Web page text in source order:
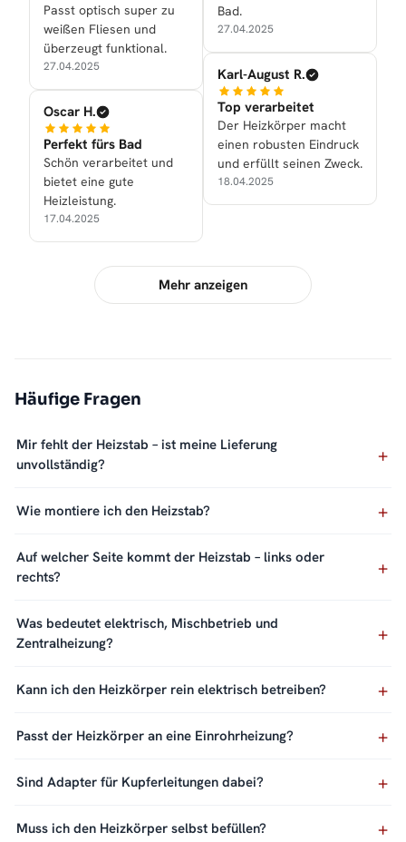
Passt optisch super zu
weißen Fliesen und
überzeugt funktional.
27.04.2025
Oscar H.
Perfekt fürs Bad
Schön verarbeitet und
bietet eine gute
Heizleistung.
17.04.2025
Bad.
27.04.2025
Karl-August R.
Top verarbeitet
Der Heizkörper macht
einen robusten Eindruck
und erfüllt seinen Zweck.
18.04.2025
Mehr anzeigen
Häufige Fragen
Mir fehlt der Heizstab – ist meine Lieferung
unvollständig?
Wie montiere ich den Heizstab?
Auf welcher Seite kommt der Heizstab – links oder
rechts?
Was bedeutet elektrisch, Mischbetrieb und
Zentralheizung?
Kann ich den Heizkörper rein elektrisch betreiben?
Passt der Heizkörper an eine Einrohrheizung?
Sind Adapter für Kupferleitungen dabei?
Muss ich den Heizkörper selbst befüllen?